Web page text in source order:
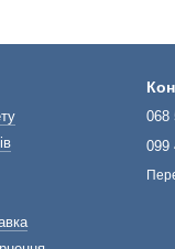
068
099